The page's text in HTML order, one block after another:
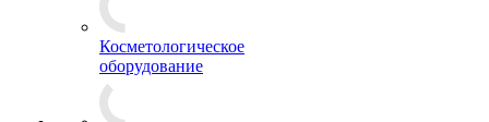
Косметологическое
оборудование